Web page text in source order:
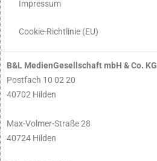
Impressum
Cookie-Richtlinie (EU)
B&L MedienGesellschaft mbH & Co. KG
Postfach 10 02 20
40702 Hilden
Max-Volmer-Straße 28
40724 Hilden